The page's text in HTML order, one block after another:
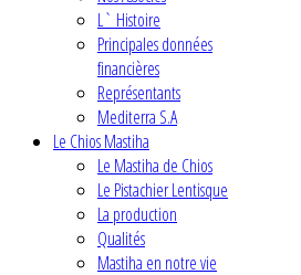
L` Histoire
Principales données
financières
Représentants
Mediterra S.A
Le Chios Mastiha
Le Mastiha de Chios
Le Pistachier Lentisque
La production
Qualités
Mastiha en notre vie